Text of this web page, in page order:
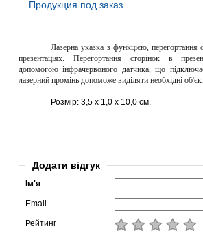
Продукция под заказ
Лазерна указка з функцією, перегортання
презентаціях. Перегортання сторінок в
допомогою інфрачервоного датчика, що
лазерний промінь допоможе виділяти необхідні
Розмір: 3,5 х 1,0 х 10,0 см.
Додати відгук
Ім'я
Email
Рейтинг